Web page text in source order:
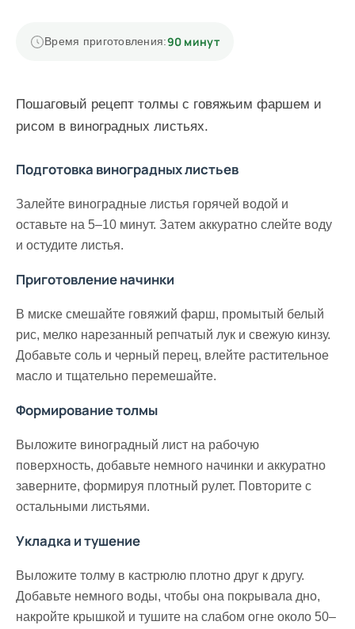
Время приготовления:90 минут
Пошаговый рецепт толмы с говяжьим фаршем и
рисом в виноградных листьях.
Подготовка виноградных листьев
Залейте виноградные листья горячей водой и
оставьте на 5–10 минут. Затем аккуратно слейте воду
и остудите листья.
Приготовление начинки
В миске смешайте говяжий фарш, промытый белый
рис, мелко нарезанный репчатый лук и свежую кинзу.
Добавьте соль и черный перец, влейте растительное
масло и тщательно перемешайте.
Формирование толмы
Выложите виноградный лист на рабочую
поверхность, добавьте немного начинки и аккуратно
заверните, формируя плотный рулет. Повторите с
остальными листьями.
Укладка и тушение
Выложите толму в кастрюлю плотно друг к другу.
Добавьте немного воды, чтобы она покрывала дно,
накройте крышкой и тушите на слабом огне около 50–